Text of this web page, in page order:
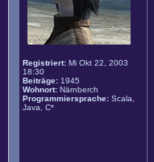
Registriert: Mi Okt 22, 2003
18:30
Beiträge: 1945
Wohnort: Närnberch
Programmiersprache: Scala,
Java, C*